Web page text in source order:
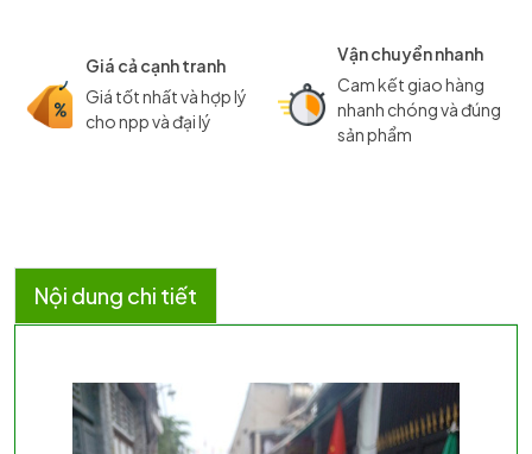
Giá cả cạnh tranh
Giá tốt nhất và hợp lý
cho npp và đại lý
Vận chuyển nhanh
Cam kết giao hàng
nhanh chóng và đúng
sản phẩm
Nội dung chi tiết